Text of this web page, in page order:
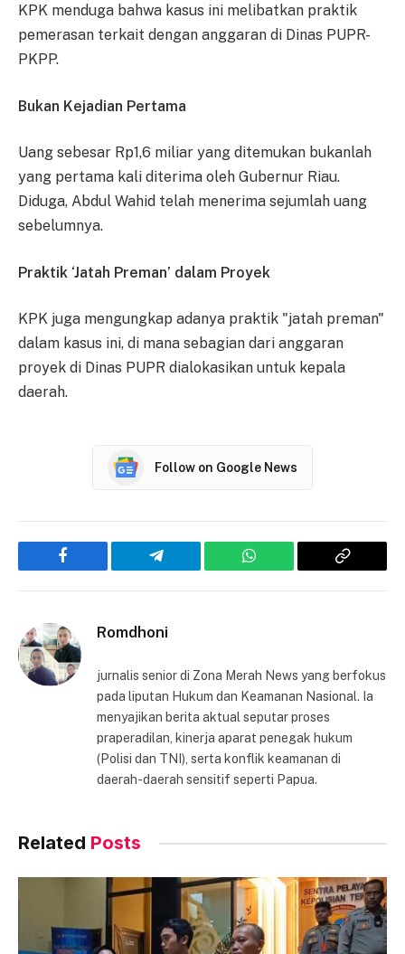
KPK menduga bahwa kasus ini melibatkan praktik
pemerasan terkait dengan anggaran di Dinas PUPR-
PKPP.
Bukan Kejadian Pertama
Uang sebesar Rp1,6 miliar yang ditemukan bukanlah
yang pertama kali diterima oleh Gubernur Riau.
Diduga, Abdul Wahid telah menerima sejumlah uang
sebelumnya.
Praktik ‘Jatah Preman’ dalam Proyek
KPK juga mengungkap adanya praktik "jatah preman"
dalam kasus ini, di mana sebagian dari anggaran
proyek di Dinas PUPR dialokasikan untuk kepala
daerah.
Follow on Google News
Facebook Telegram WhatsApp
Copy
Romdhoni
jurnalis senior di Zona Merah News yang berfokus
pada liputan Hukum dan Keamanan Nasional. Ia
menyajikan berita aktual seputar proses
praperadilan, kinerja aparat penegak hukum
(Polisi dan TNI), serta konflik keamanan di
daerah-daerah sensitif seperti Papua.
Related Posts